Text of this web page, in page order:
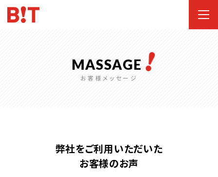
MASSAGE
お客様メッセージ
弊社をご利用いただいた
お客様のお声